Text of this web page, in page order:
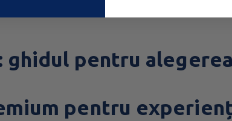
ghidul pentru
pentru